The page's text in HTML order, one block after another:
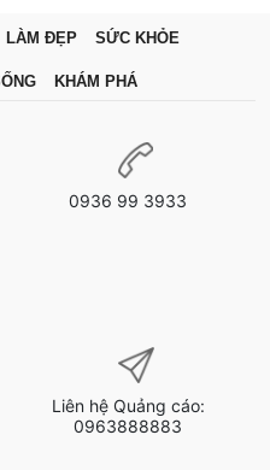
LÀM ĐẸP SỨC KHỎE
KHÁM PHÁ
0936 99 3933
Liên hệ Quảng cáo:
0963888883